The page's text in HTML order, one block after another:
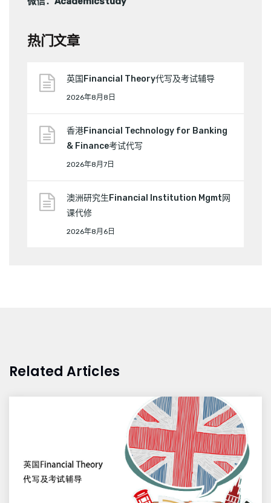
热门文章
英国Financial Theory代写及考试辅导
2026年8月8日
香港Financial Technology for Banking
& Finance考试代写
2026年8月7日
澳洲研究生Financial Institution Mgmt网
课代修
2026年8月6日
Related Articles